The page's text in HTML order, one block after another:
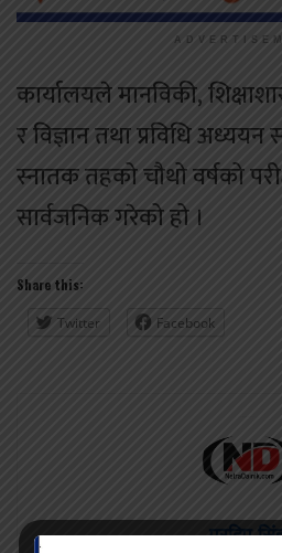
कार्यालयले मानविकी,
र विज्ञान तथा प्रविधि अध्ययन
स्नातक तहको चौथो वर्षको
सार्वजनिक गरेको हो ।
Share this:
Twitter Facebook
प्रदिप